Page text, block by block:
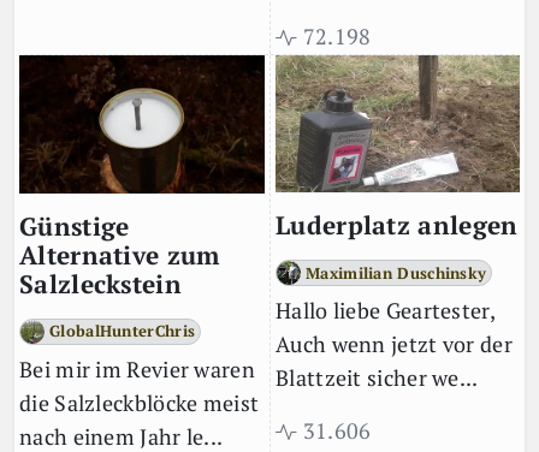
72.198
Günstige
Alternative zum
Salzleckstein
GlobalHunterChris
Bei mir im Revier waren
die Salzleckblöcke meist
nach einem Jahr le...
Luderplatz anlegen
Maximilian Duschinsky
Hallo liebe Geartester,
Auch wenn jetzt vor der
Blattzeit sicher we...
31.606